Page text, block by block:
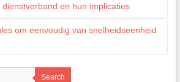
en hun implicaties
om eenvoudig van snelheidseenheid
Search